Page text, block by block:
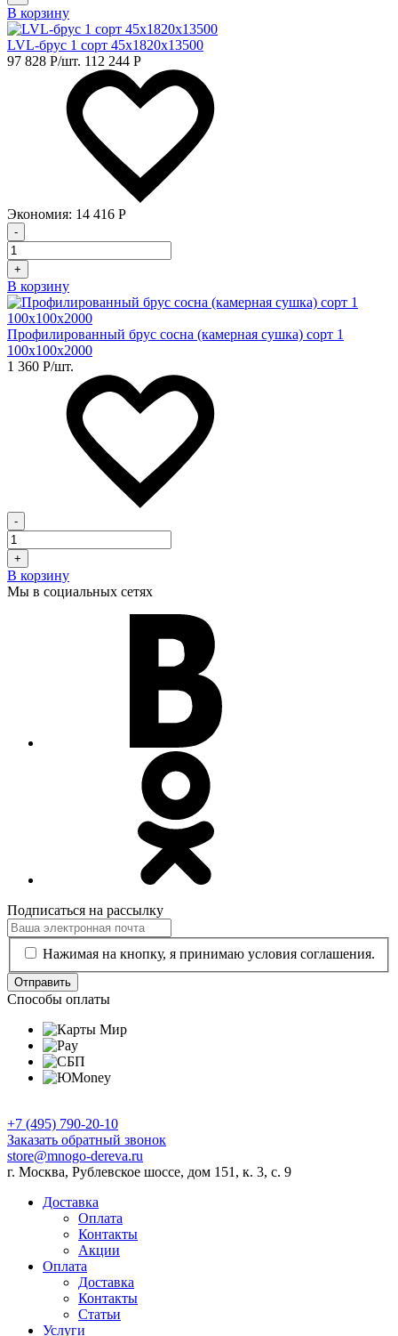
В корзину
LVL-брус 1 сорт 45х1820х13500
97 828 Р/шт. 112 244 Р
Экономия: 14 416 Р
-
+
В корзину
Профилированный брус сосна (камерная сушка) сорт 1
100х100х2000
1 360 Р/шт.
-
+
В корзину
Мы в социальных сетях
Подписаться на рассылку
Нажимая на кнопку, я принимаю условия соглашения.
Отправить
Способы оплаты
+7 (495) 790-20-10
Заказать обратный звонок
store@mnogo-dereva.ru
г. Москва, Рублевское шоссе, дом 151, к. 3, с. 9
Доставка
Оплата
Контакты
Акции
Оплата
Доставка
Контакты
Статьи
Услуги